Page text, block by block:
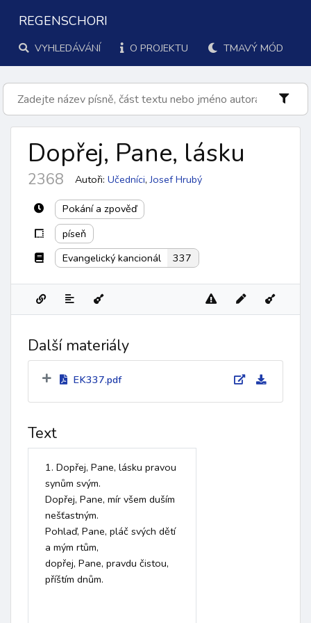
REGENSCHORI
VYHLEDÁVÁNÍ O PROJEKTU TMAVÝ MÓD
Dopřej, Pane, lásku
2368 Autoři: Učedníci, Josef Hrubý
Pokání a zpověď
píseň
Evangelický kancionál
337
Další materiály
EK337.pdf
Text
1. Dopřej, Pane, lásku pravou
synům svým.
Dopřej, Pane, mír všem duším
nešťastným.
Pohlaď, Pane, pláč svých dětí
a mým rtům,
dopřej, Pane, pravdu čistou,
příštím dnům.